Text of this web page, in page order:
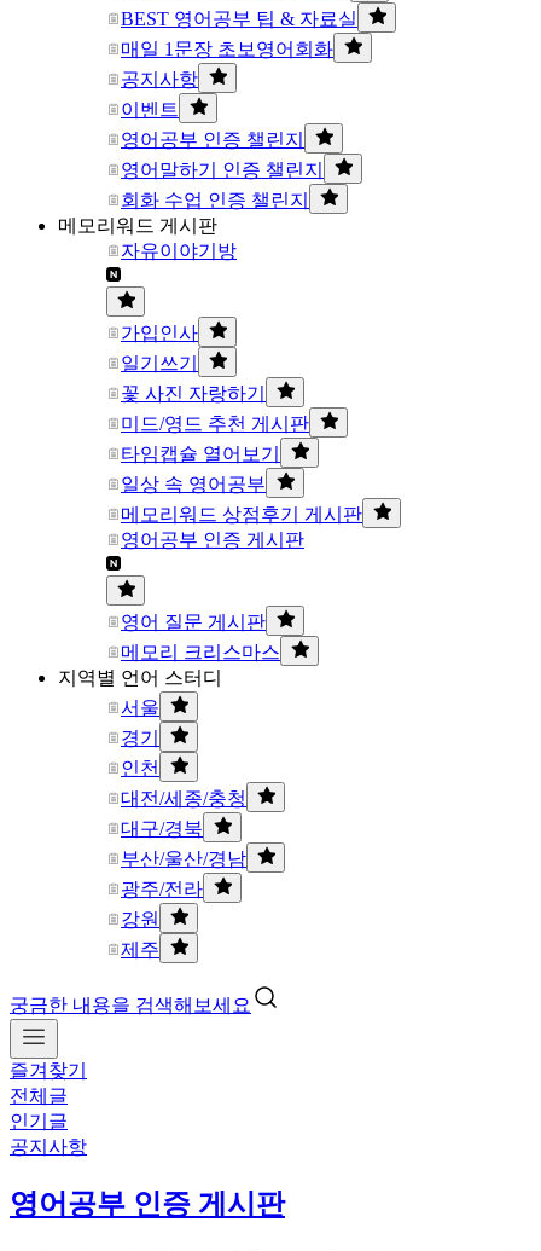
BEST 영어공부 팁 & 자료실
매일 1문장 초보영어회화
공지사항
이벤트
영어공부 인증 챌린지
영어말하기 인증 챌린지
회화 수업 인증 챌린지
메모리워드 게시판
자유이야기방
가입인사
일기쓰기
꽃 사진 자랑하기
미드/영드 추천 게시판
타임캡슐 열어보기
일상 속 영어공부
메모리워드 상점후기 게시판
영어공부 인증 게시판
영어 질문 게시판
메모리 크리스마스
지역별 언어 스터디
서울
경기
인천
대전/세종/충청
대구/경북
부산/울산/경남
광주/전라
강원
제주
궁금한 내용을 검색해보세요
즐겨찾기
전체글
인기글
공지사항
영어공부 인증 게시판